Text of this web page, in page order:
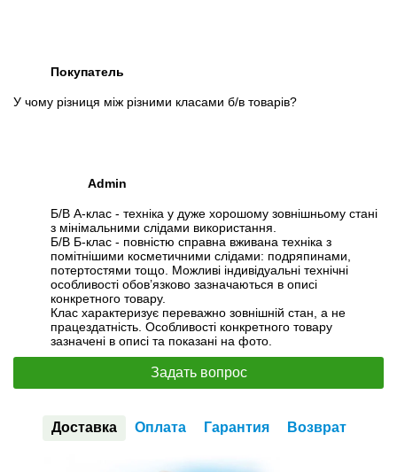
Покупатель
У чому різниця між різними класами б/в товарів?
Admin
Б/В А-клас - техніка у дуже хорошому зовнішньому стані
з мінімальними слідами використання.
Б/В Б-клас - повністю справна вживана техніка з
помітнішими косметичними слідами: подряпинами,
потертостями тощо. Можливі індивідуальні технічні
особливості обов’язково зазначаються в описі
конкретного товару.
Клас характеризує переважно зовнішній стан, а не
працездатність. Особливості конкретного товару
зазначені в описі та показані на фото.
Задать вопрос
Доставка Оплата Гарантия Возврат